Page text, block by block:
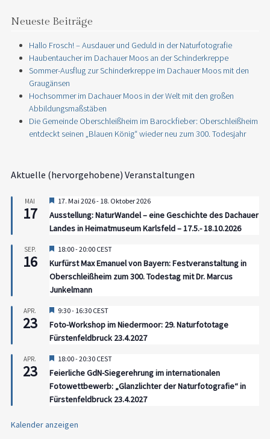
Neueste Beiträge
Hallo Frosch! – Ausdauer und Geduld in der Naturfotografie
Haubentaucher im Dachauer Moos an der Schinderkreppe
Sommer-Ausflug zur Schinderkreppe im Dachauer Moos mit den
Graugänsen
Hochsommer im Dachauer Moos in der Welt mit den großen
Abbildungsmaßstäben
Die Gemeinde Oberschleißheim im Barockfieber: Oberschleißheim
entdeckt seinen „Blauen König“ wieder neu zum 300. Todesjahr
Aktuelle (hervorgehobene) Veranstaltungen
MAI
17
Hervorgehoben
17. Mai 2026- 18. Oktober 2026
Ausstellung: NaturWandel – eine Geschichte des Dachauer
Landes in Heimatmuseum Karlsfeld – 17.5.- 18.10.2026
SEP.
16
Hervorgehoben
18:00-20:00 CEST
Kurfürst Max Emanuel von Bayern: Festveranstaltung in
Oberschleißheim zum 300. Todestag mit Dr. Marcus
Junkelmann
APR.
23
Hervorgehoben
9:30- 16:30 CEST
Foto-Workshop im Niedermoor: 29. Naturfototage
Fürstenfeldbruck 23.4.2027
APR.
23
Hervorgehoben
18:00-20:30 CEST
Feierliche GdN-Siegerehrung im internationalen
Fotowettbewerb: „Glanzlichter der Naturfotografie“ in
Fürstenfeldbruck 23.4.2027
Kalender anzeigen